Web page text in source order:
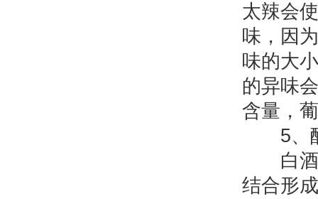
太辣会
味，因
味的大
的异味
含量，
5、
白酒
结合形